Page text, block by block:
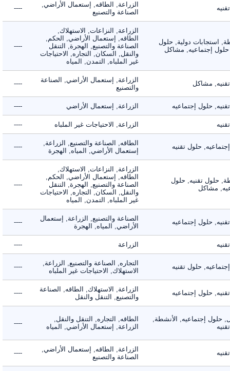
الزراعة, الطاقه, إستعمال الأراضي,
الصناعة والتصنيع
----
استجابات دولية, حلول
إجتماعيه, مشاكل
الزراعة, النزاعات, الاستهلاك,
الطاقه, إستعمال الأراضي, الحكم,
الصناعة والتصنيع, الهجرة, التنقل
والنقل, السكان, التجاره, الاحتياجات
غير الملباه, التمدن, المياه
----
مشاكل
الزراعة, إستعمال الأراضي, الصناعة
والتصنيع
----
حلول إجتماعيه الزراعة, إستعمال الأراضي ----
الزراعة, الاحتياجات غير الملباه ----
حلول تقنيه
الطاقه, الصناعة والتصنيع, الزراعة,
إستعمال الأراضي, المياه, الهجرة
----
حلول تقنيه, حلول
مشاكل
الزراعة, النزاعات, الاستهلاك,
الطاقه, إستعمال الأراضي, الحكم,
الصناعة والتصنيع, الهجرة, التنقل
والنقل, السكان, التجاره, الاحتياجات
غير الملباه, التمدن, المياه
----
حلول إجتماعيه
الصناعة والتصنيع, الزراعة, إستعمال
الأراضي, المياه, الهجرة
----
الزراعة ----
حلول تقنيه
التجاره, الصناعة والتصنيع, الزراعة,
الاستهلاك, الاحتياجات غير الملباه
----
حلول إجتماعيه
الزراعة, الاستهلاك, الطاقه, الصناعة
والتصنيع, التنقل والنقل
----
إجتماعيه, الأنشطة,
الطاقه, التجاره, التنقل والنقل,
الزراعة, إستعمال الأراضي, المياه
----
الزراعة, الطاقه, إستعمال الأراضي,
الصناعة والتصنيع
----